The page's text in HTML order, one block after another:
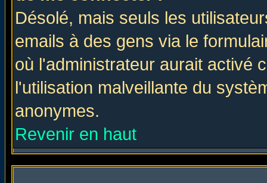
Désolé, mais seuls les
emails à des gens via le
où l'administrateur aurait activé
l'utilisation malveillante du
anonymes.
Revenir en haut